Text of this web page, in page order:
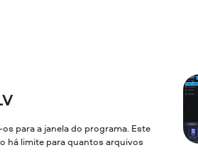
para a janela do programa. Este
há limite para quantos arquivos